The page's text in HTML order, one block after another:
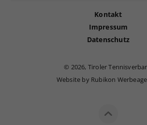
Kontakt
Impressum
Datenschutz
© 2026, Tiroler
Website by Rubikon